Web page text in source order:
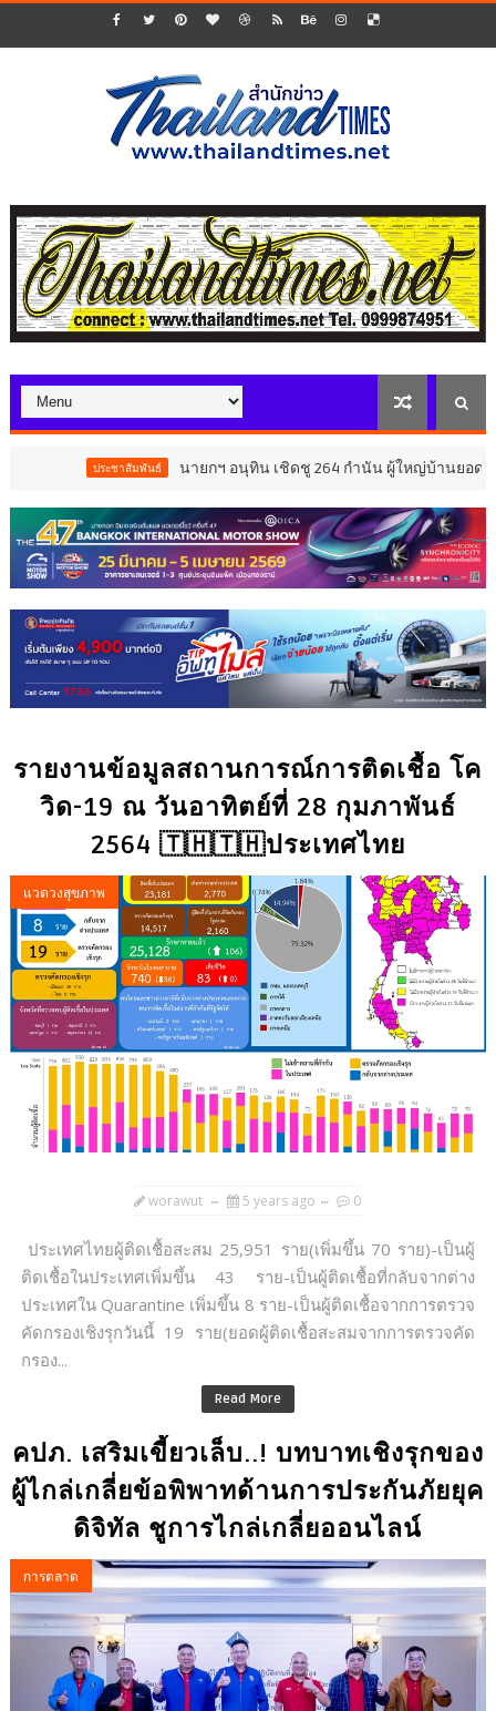
ประชาสัมพันธ์ นายกฯ อนุทิน เชิดชู 264 กำนัน ผู้ใหญ่บ้านยอดเยี่ยม มอบ
รายงานข้อมูลสถานการณ์การติดเชื้อ โค
วิด-19 ณ วันอาทิตย์ที่ 28 กุมภาพันธ์
2564 🇹🇭🇹🇭ประเทศไทย
แวดวงสุขภาพ
worawut 5 years ago 0
ประเทศไทยผู้ติดเชื้อสะสม 25,951 ราย(เพิ่มขึ้น 70 ราย)-เป็นผู้
ติดเชื้อในประเทศเพิ่มขึ้น 43 ราย-เป็นผู้ติดเชื้อที่กลับจากต่าง
ประเทศใน Quarantine เพิ่มขึ้น 8 ราย-เป็นผู้ติดเชื้อจากการตรวจ
คัดกรองเชิงรุกวันนี้ 19 ราย(ยอดผู้ติดเชื้อสะสมจากการตรวจคัด
กรอง...
Read More
คปภ. เสริมเขี้ยวเล็บ..! บทบาทเชิงรุกของ
ผู้ไกล่เกลี่ยข้อพิพาทด้านการประกันภัยยุค
ดิจิทัล ชูการไกล่เกลี่ยออนไลน์
การตลาด